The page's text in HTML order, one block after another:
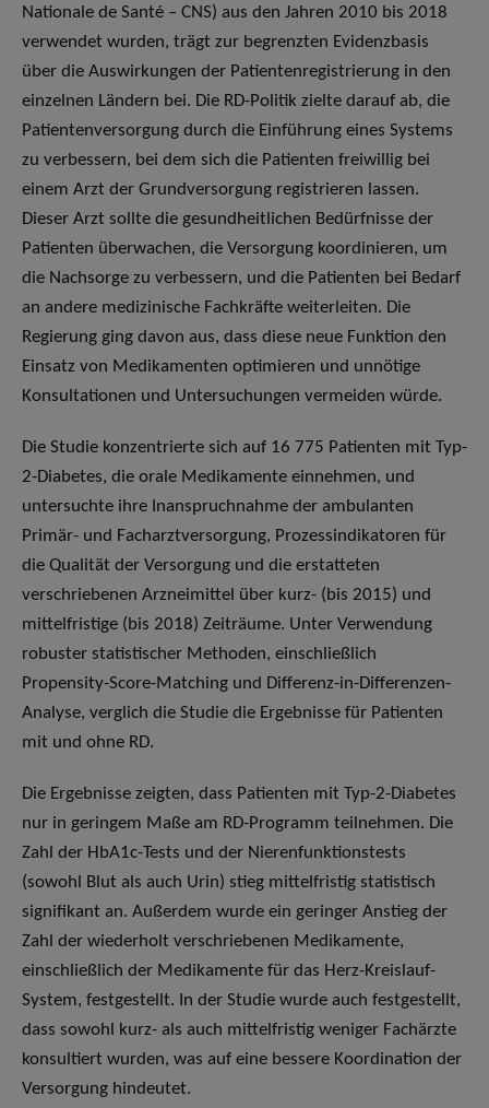
Nationale de Santé – CNS) aus den Jahren 2010 bis 2018
verwendet wurden, trägt zur begrenzten Evidenzbasis
über die Auswirkungen der Patientenregistrierung in den
einzelnen Ländern bei. Die RD-Politik zielte darauf ab, die
Patientenversorgung durch die Einführung eines Systems
zu verbessern, bei dem sich die Patienten freiwillig bei
einem Arzt der Grundversorgung registrieren lassen.
Dieser Arzt sollte die gesundheitlichen Bedürfnisse der
Patienten überwachen, die Versorgung koordinieren, um
die Nachsorge zu verbessern, und die Patienten bei Bedarf
an andere medizinische Fachkräfte weiterleiten. Die
Regierung ging davon aus, dass diese neue Funktion den
Einsatz von Medikamenten optimieren und unnötige
Konsultationen und Untersuchungen vermeiden würde.
Die Studie konzentrierte sich auf 16 775 Patienten mit Typ-
2-Diabetes, die orale Medikamente einnehmen, und
untersuchte ihre Inanspruchnahme der ambulanten
Primär- und Facharztversorgung, Prozessindikatoren für
die Qualität der Versorgung und die erstatteten
verschriebenen Arzneimittel über kurz- (bis 2015) und
mittelfristige (bis 2018) Zeiträume. Unter Verwendung
robuster statistischer Methoden, einschließlich
Propensity-Score-Matching und Differenz-in-Differenzen-
Analyse, verglich die Studie die Ergebnisse für Patienten
mit und ohne RD.
Die Ergebnisse zeigten, dass Patienten mit Typ-2-Diabetes
nur in geringem Maße am RD-Programm teilnehmen. Die
Zahl der HbA1c-Tests und der Nierenfunktionstests
(sowohl Blut als auch Urin) stieg mittelfristig statistisch
signifikant an. Außerdem wurde ein geringer Anstieg der
Zahl der wiederholt verschriebenen Medikamente,
einschließlich der Medikamente für das Herz-Kreislauf-
System, festgestellt. In der Studie wurde auch festgestellt,
dass sowohl kurz- als auch mittelfristig weniger Fachärzte
konsultiert wurden, was auf eine bessere Koordination der
Versorgung hindeutet.